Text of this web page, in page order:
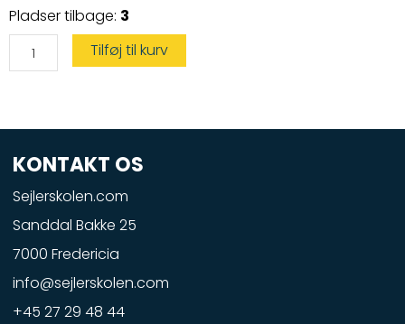
Pladser tilbage: 3
Speedbådskørekort
antal
Tilføj til kurv
KONTAKT OS
Sejlerskolen.com
Sanddal Bakke 25
7000 Fredericia
info@sejlerskolen.com
+45 27 29 48 44